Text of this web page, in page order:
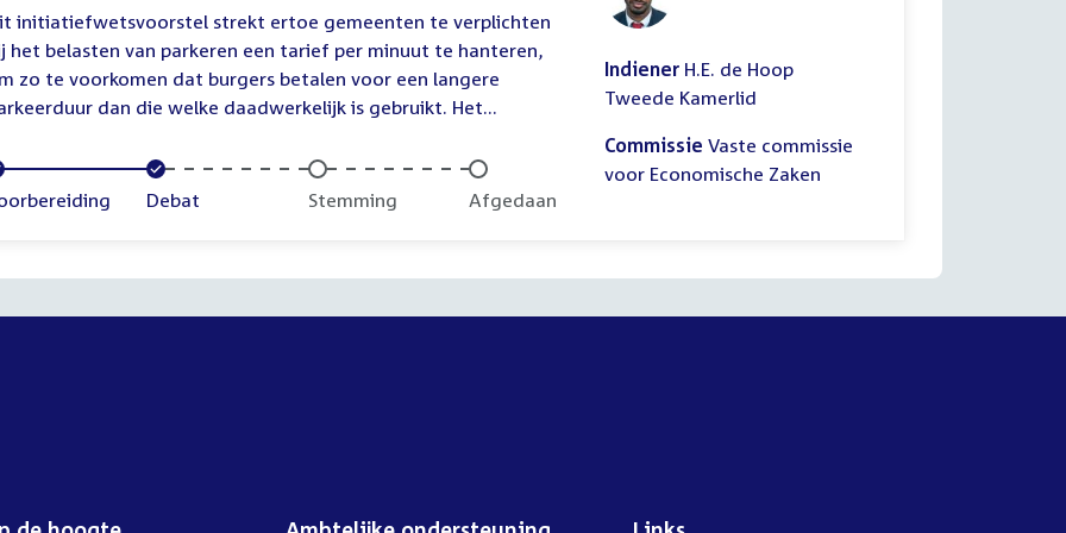
initiatiefwetsvoorstel strekt ertoe gemeenten te verplichten
het belasten van parkeren een tarief per minuut te hanteren,
zo te voorkomen dat burgers betalen voor een langere
dan die welke daadwerkelijk is gebruikt. Het...
Voltooid:
Debat Onvoltooid:
Stemming Onvoltooid:
Afgedaan
Indiener H.E. de Hoop
Tweede Kamerlid
Commissie Vaste commissie
voor Economische Zaken